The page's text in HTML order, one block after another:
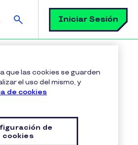
Buscar
Iniciar Sesión
que las cookies se guarden
el uso del mismo, y
de cookies
de
cookies